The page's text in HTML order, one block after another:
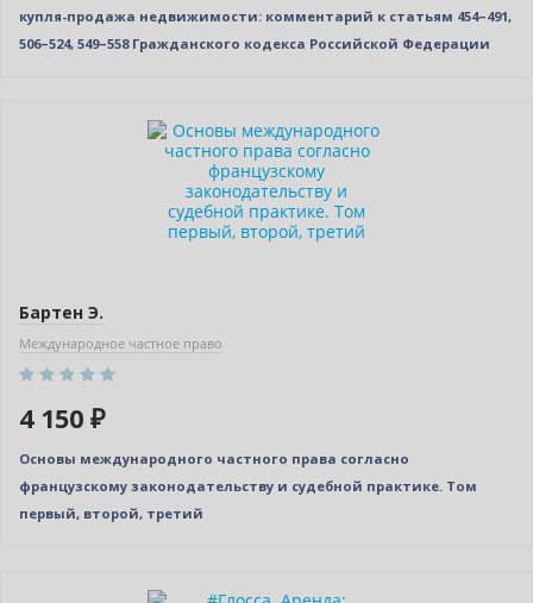
купля-продажа недвижимости: комментарий к статьям 454–491,
506–524, 549–558 Гражданского кодекса Российской Федерации
Бартен Э.
Международное частное право
4 150 ₽
Основы международного частного права согласно
французскому законодательству и судебной практике. Том
первый, второй, третий